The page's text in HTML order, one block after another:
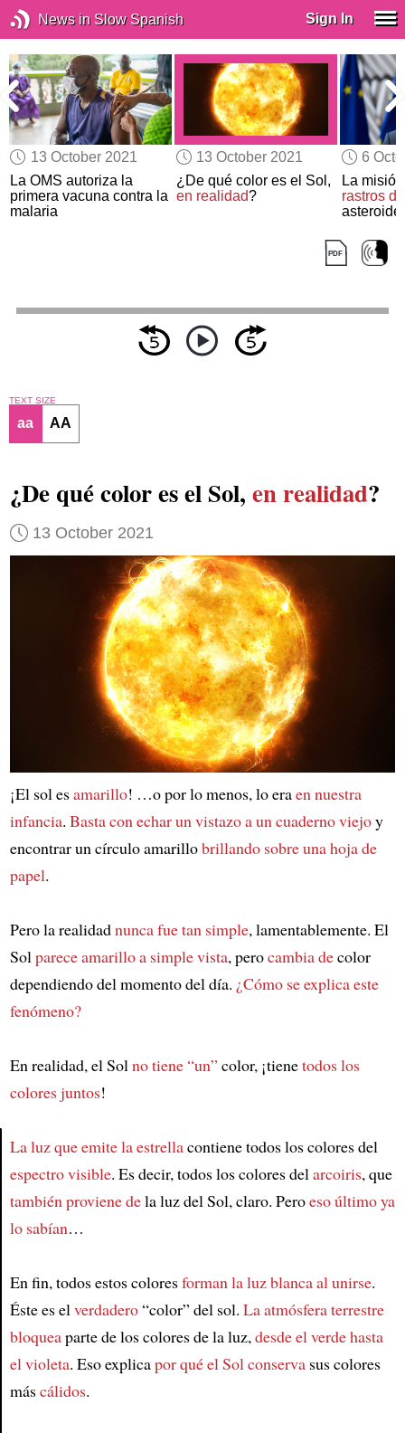
News in Slow Spanish Sign In
13 October 2021
La OMS autoriza la
primera vacuna contra la
malaria
13 October 2021
¿De qué color es el Sol,
en realidad?
6
La
rastros
Article
TEXT SIZE
aa AA
¿De qué color es el Sol, en realidad?
13 October 2021
¡El sol esamarillo! …o por lo menos, lo eraen nuestra
infancia. Basta con echar un vistazo a un cuaderno viejoy
encontrar un círculo amarillobrillando sobre una hoja de
papel.
Pero la realidadnunca fue tan simple, lamentablemente. El
Solparece amarillo a simple vista, perocambia decolor
dependiendo del momento del día. ¿Cómo se explica este
fenómeno?
En realidad, el Solno tiene “un” color, ¡tienetodos los
colores juntos!
La luz que emite la estrellacontiene todos los colores del
espectro visible. Es decir, todos los colores delarcoiris, que
también proviene dela luz del Sol, claro. Peroeso último ya
lo sabían…
En fin, todos estos coloresforman la luz blanca al unirse.
Éste es elverdadero“color” del sol. La atmósfera terrestre
bloqueaparte de los colores de la luz,desde el verde hasta
el violeta. Eso explicapor qué el Sol conservasus colores
máscálidos.